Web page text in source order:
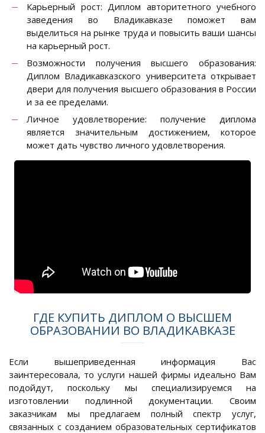
Карьерный рост: Диплом авторитетного учебного
заведения во Владикавказе поможет вам
выделиться на рынке труда и повысить ваши шансы
на карьерный рост.
Возможности получения высшего образования:
Диплом Владикавказского университета открывает
двери для получения высшего образования в России
и за ее пределами.
Личное удовлетворение: получение диплома
является значительным достижением, которое
может дать чувство личного удовлетворения.
ГДЕ КУПИТЬ ДИПЛОМ О ВЫСШЕМ
ОБРАЗОВАНИИ ВО ВЛАДИКАВКАЗЕ
Если вышеприведенная информация Вас
заинтересовала, то услуги нашей фирмы идеально Вам
подойдут, поскольку мы специализируемся на
изготовлении подлинной документации. Своим
заказчикам мы предлагаем полный спектр услуг,
связанных с созданием образовательных сертификатов